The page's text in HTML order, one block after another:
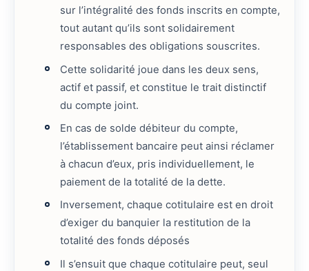
sur l’intégralité des fonds inscrits en compte,
tout autant qu’ils sont solidairement
responsables des obligations souscrites.
Cette solidarité joue dans les deux sens,
actif et passif, et constitue le trait distinctif
du compte joint.
En cas de solde débiteur du compte,
l’établissement bancaire peut ainsi réclamer
à chacun d’eux, pris individuellement, le
paiement de la totalité de la dette.
Inversement, chaque cotitulaire est en droit
d’exiger du banquier la restitution de la
totalité des fonds déposés
Il s’ensuit que chaque cotitulaire peut, seul